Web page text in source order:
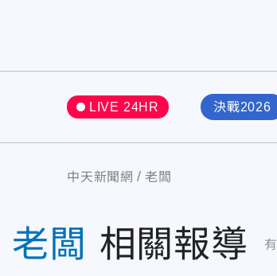
LIVE 24HR 決戰2026
中天新聞網 老闆
老闆 相關報導 有